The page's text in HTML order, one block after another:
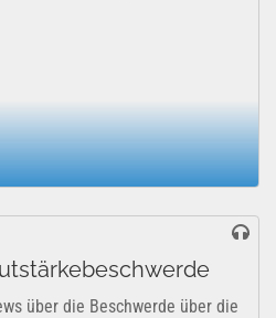
über die Beschwerde über die